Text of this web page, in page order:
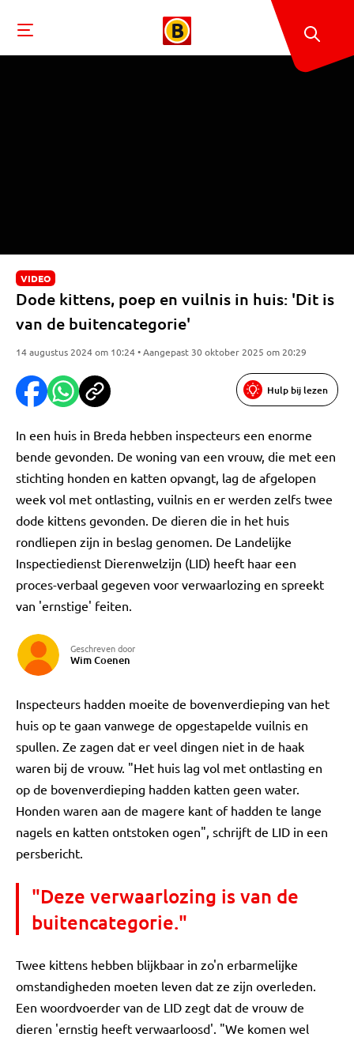
VIDEO
Dode kittens, poep en vuilnis in huis: 'Dit is
van de buitencategorie'
14 augustus 2024 om 10:24 • Aangepast 30 oktober 2025 om 20:29
Hulp bij lezen
In een huis in Breda hebben inspecteurs een enorme
bende gevonden. De woning van een vrouw, die met een
stichting honden en katten opvangt, lag de afgelopen
week vol met ontlasting, vuilnis en er werden zelfs twee
dode kittens gevonden. De dieren die in het huis
rondliepen zijn in beslag genomen. De Landelijke
Inspectiedienst Dierenwelzijn (LID) heeft haar een
proces-verbaal gegeven voor verwaarlozing en spreekt
van 'ernstige' feiten.
Geschreven door
Wim Coenen
Inspecteurs hadden moeite de bovenverdieping van het
huis op te gaan vanwege de opgestapelde vuilnis en
spullen. Ze zagen dat er veel dingen niet in de haak
waren bij de vrouw. "Het huis lag vol met ontlasting en
op de bovenverdieping hadden katten geen water.
Honden waren aan de magere kant of hadden te lange
nagels en katten ontstoken ogen", schrijft de LID in een
persbericht.
"Deze verwaarlozing is van de
buitencategorie."
Twee kittens hebben blijkbaar in zo'n erbarmelijke
omstandigheden moeten leven dat ze zijn overleden.
Een woordvoerder van de LID zegt dat de vrouw de
dieren 'ernstig heeft verwaarloosd'. "We komen wel